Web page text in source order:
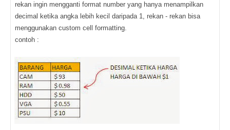
rekan ingin mengganti format number yang hanya menampilkan
decimal ketika angka lebih kecil daripada 1, rekan - rekan bisa
menggunakan custom cell formatting.
contoh :